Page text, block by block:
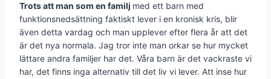
Trots att man som en familj med ett barn med
funktionsnedsättning faktiskt lever i en kronisk kris, blir
även detta vardag och man upplever efter flera år att det
är det nya normala. Jag tror inte man orkar se hur mycket
lättare andra familjer har det. Våra barn är det vackraste vi
har, det finns inga alternativ till det liv vi lever. Att inse hur